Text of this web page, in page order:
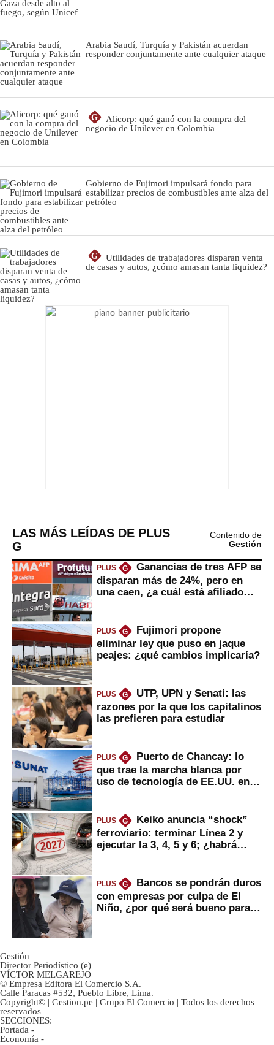
Arabia Saudí, Turquía y Pakistán acuerdan
responder conjuntamente ante cualquier ataque
G
Alicorp: qué ganó con la compra del
negocio de Unilever en Colombia
Gobierno de Fujimori impulsará fondo para
estabilizar precios de combustibles ante alza del
petróleo
G
Utilidades de trabajadores disparan venta
de casas y autos, ¿cómo amasan tanta liquidez?
LAS MÁS LEÍDAS DE PLUS
G
Contenido de
Gestión
PLUS G
Ganancias de tres AFP se
disparan más de 24%, pero en
una caen, ¿a cuál está afiliado
PLUS G
Fujimori propone
eliminar ley que puso en jaque
peajes: ¿qué cambios implicaría?
PLUS G
UTP, UPN y Senati: las
razones por la que los capitalinos
las prefieren para estudiar
PLUS G
Puerto de Chancay: lo
que trae la marcha blanca por
uso de tecnología de EE.UU. en
PLUS G
Keiko anuncia “shock”
ferroviario: terminar Línea 2 y
ejecutar la 3, 4, 5 y 6; ¿habrá
PLUS G
Bancos se pondrán duros
con empresas por culpa de El
Niño, ¿por qué será bueno para
Gestión
Director Periodístico (e)
VÍCTOR MELGAREJO
© Empresa Editora El Comercio S.A.
Calle Paracas #532, Pueblo Libre, Lima.
Copyright© | Gestion.pe | Grupo El Comercio | Todos los derechos
reservados
SECCIONES:
Portada -
Economía -